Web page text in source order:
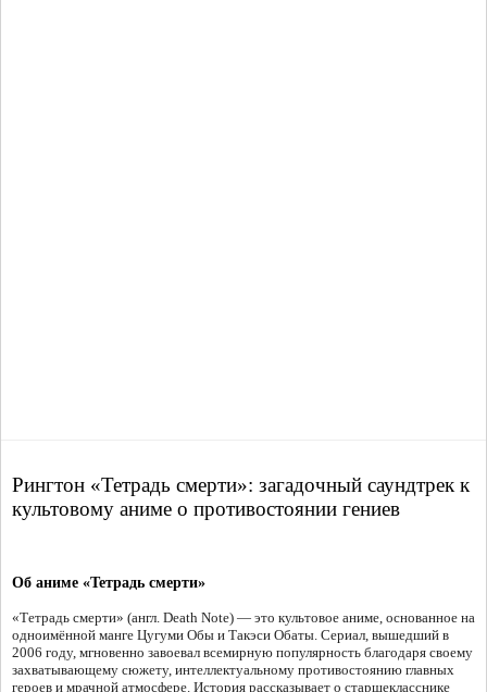
Рингтон «Тетрадь смерти»: загадочный саундтрек к
культовому аниме о противостоянии гениев
Об аниме «Тетрадь смерти»
«Тетрадь смерти» (англ. Death Note) — это культовое аниме, основанное на
одноимённой манге Цугуми Обы и Такэси Обаты. Сериал, вышедший в
2006 году, мгновенно завоевал всемирную популярность благодаря своему
захватывающему сюжету, интеллектуальному противостоянию главных
героев и мрачной атмосфере. История рассказывает о старшекласснике